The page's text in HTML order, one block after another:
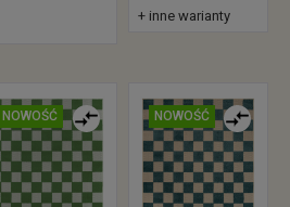
+ inne warianty
NOWOŚĆ NOWOŚĆ